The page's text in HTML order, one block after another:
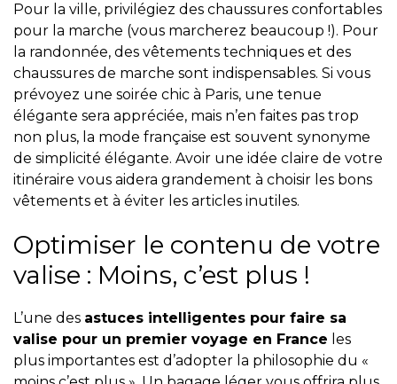
Pour la ville, privilégiez des chaussures confortables
pour la marche (vous marcherez beaucoup !). Pour
la randonnée, des vêtements techniques et des
chaussures de marche sont indispensables. Si vous
prévoyez une soirée chic à Paris, une tenue
élégante sera appréciée, mais n’en faites pas trop
non plus, la mode française est souvent synonyme
de simplicité élégante. Avoir une idée claire de votre
itinéraire vous aidera grandement à choisir les bons
vêtements et à éviter les articles inutiles.
Optimiser le contenu de votre
valise : Moins, c’est plus !
L’une des astuces intelligentes pour faire sa
valise pour un premier voyage en France les
plus importantes est d’adopter la philosophie du «